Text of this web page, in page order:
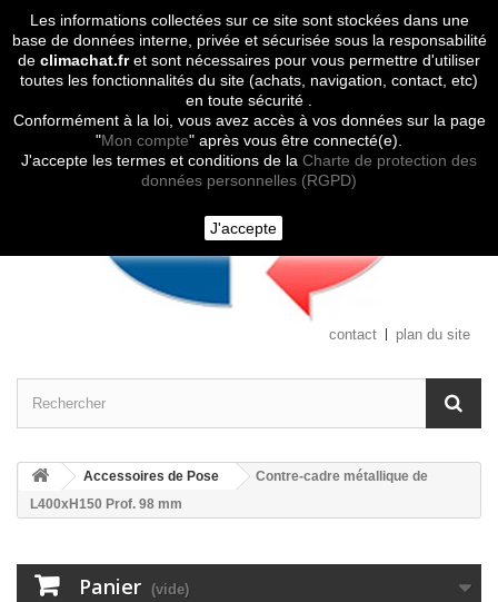
Les informations collectées sur ce site sont stockées dans une
base de données interne, privée et sécurisée sous la responsabilité
de climachat.fret sont nécessaires pour vous permettre d'utiliser
toutes les fonctionnalités du site (achats, navigation, contact, etc)
en toute sécurité .
Conformément à la loi, vous avez accès à vos données sur la page
"Mon compte" après vous être connecté(e).
J'accepte les termes et conditions de la Charte de protection des
données personnelles (RGPD)
J'accepte
Contactez-nous
contact plan du site
Accessoires de Pose
Contre-cadre métallique de
L400xH150 Prof. 98 mm
Panier (vide)